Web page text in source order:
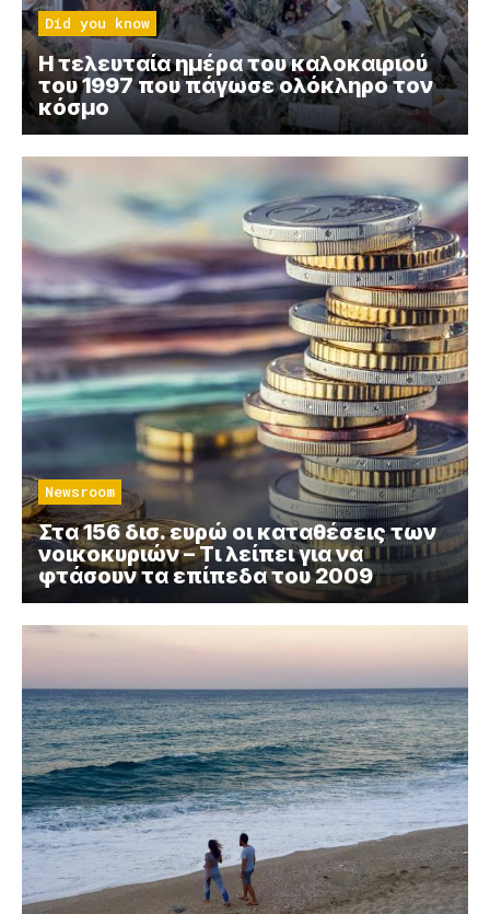
Did you know
Η τελευταία ημέρα του καλοκαιριού
του 1997 που πάγωσε ολόκληρο τον
κόσμο
Newsroom
Στα 156 δισ. ευρώ οι καταθέσεις των
νοικοκυριών – Τι λείπει για να
φτάσουν τα επίπεδα του 2009